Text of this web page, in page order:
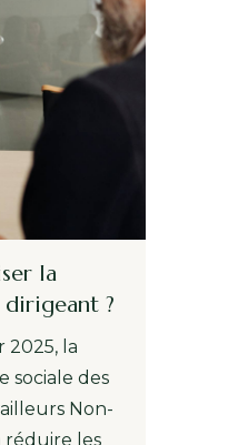
la
?
2025, la
sociale des
Non-
réduire les